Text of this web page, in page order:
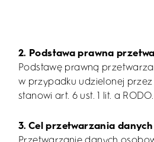
2. Podstawa prawna
Podstawę prawną
w przypadku udzielonej
stanowi art. 6 ust. 1 lit. a RODO.
3. Cel przetwarzania danych